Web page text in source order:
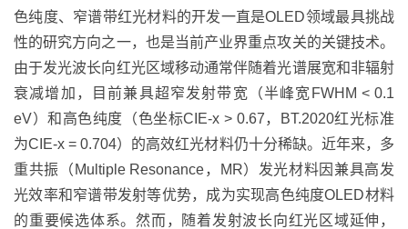
色纯度、 窄谱带红光材料的开发一直是OLED领域最具挑战
性的研究方向之一，也是当前产业界重点攻关的关键技术。
由于发光波长向红光区域移动通常伴随着光谱展宽和非辐射
衰减增加，目前兼具超窄发射带宽（半峰宽 FWHM < 0.1
eV）和高色纯度（色坐标CIE-x > 0.67， BT.2020红光标准
为CIE-x= 0.704）的高效红光材料仍十分稀缺。近年来，多
重共振（ Multiple Resonance， MR）发光材料因兼具高发
光效率和窄谱带发射等优势，成为实现高色纯度OLED材料
的重要候选体系。然而，随着发射波长向红光区域延伸，